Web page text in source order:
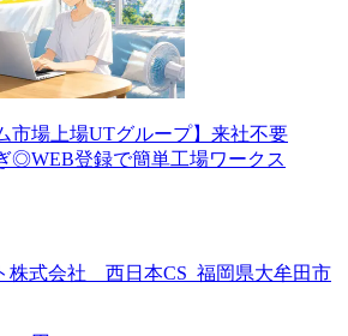
市場上場UTグループ】来社不要
◎WEB登録で簡単工場ワークス
株式会社 西日本CS_福岡県大牟田市